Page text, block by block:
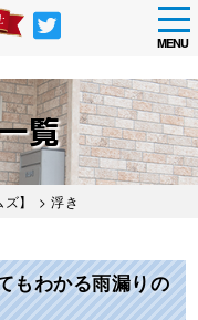
MENU
覧
】 > 浮き
もわかる雨漏りの